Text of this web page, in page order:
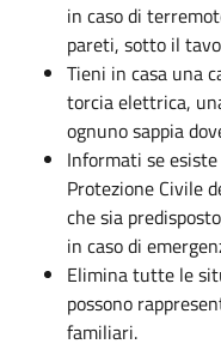
in caso di
pareti, sotto il
Tieni in casa una
torcia elettrica,
ognuno sappia
Informati se
Protezione Civile
che sia
in caso di
Elimina tutte le
possono
familiari.